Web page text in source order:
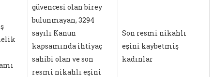
güvencesi olan birey
bulunmayan, 3294
sayılı Kanun
kapsamında ihtiyaç
sahibi olan ve son
resmi nikahlı eşini
Son resmi nikahlı
eşini kaybetmiş
kadınlar